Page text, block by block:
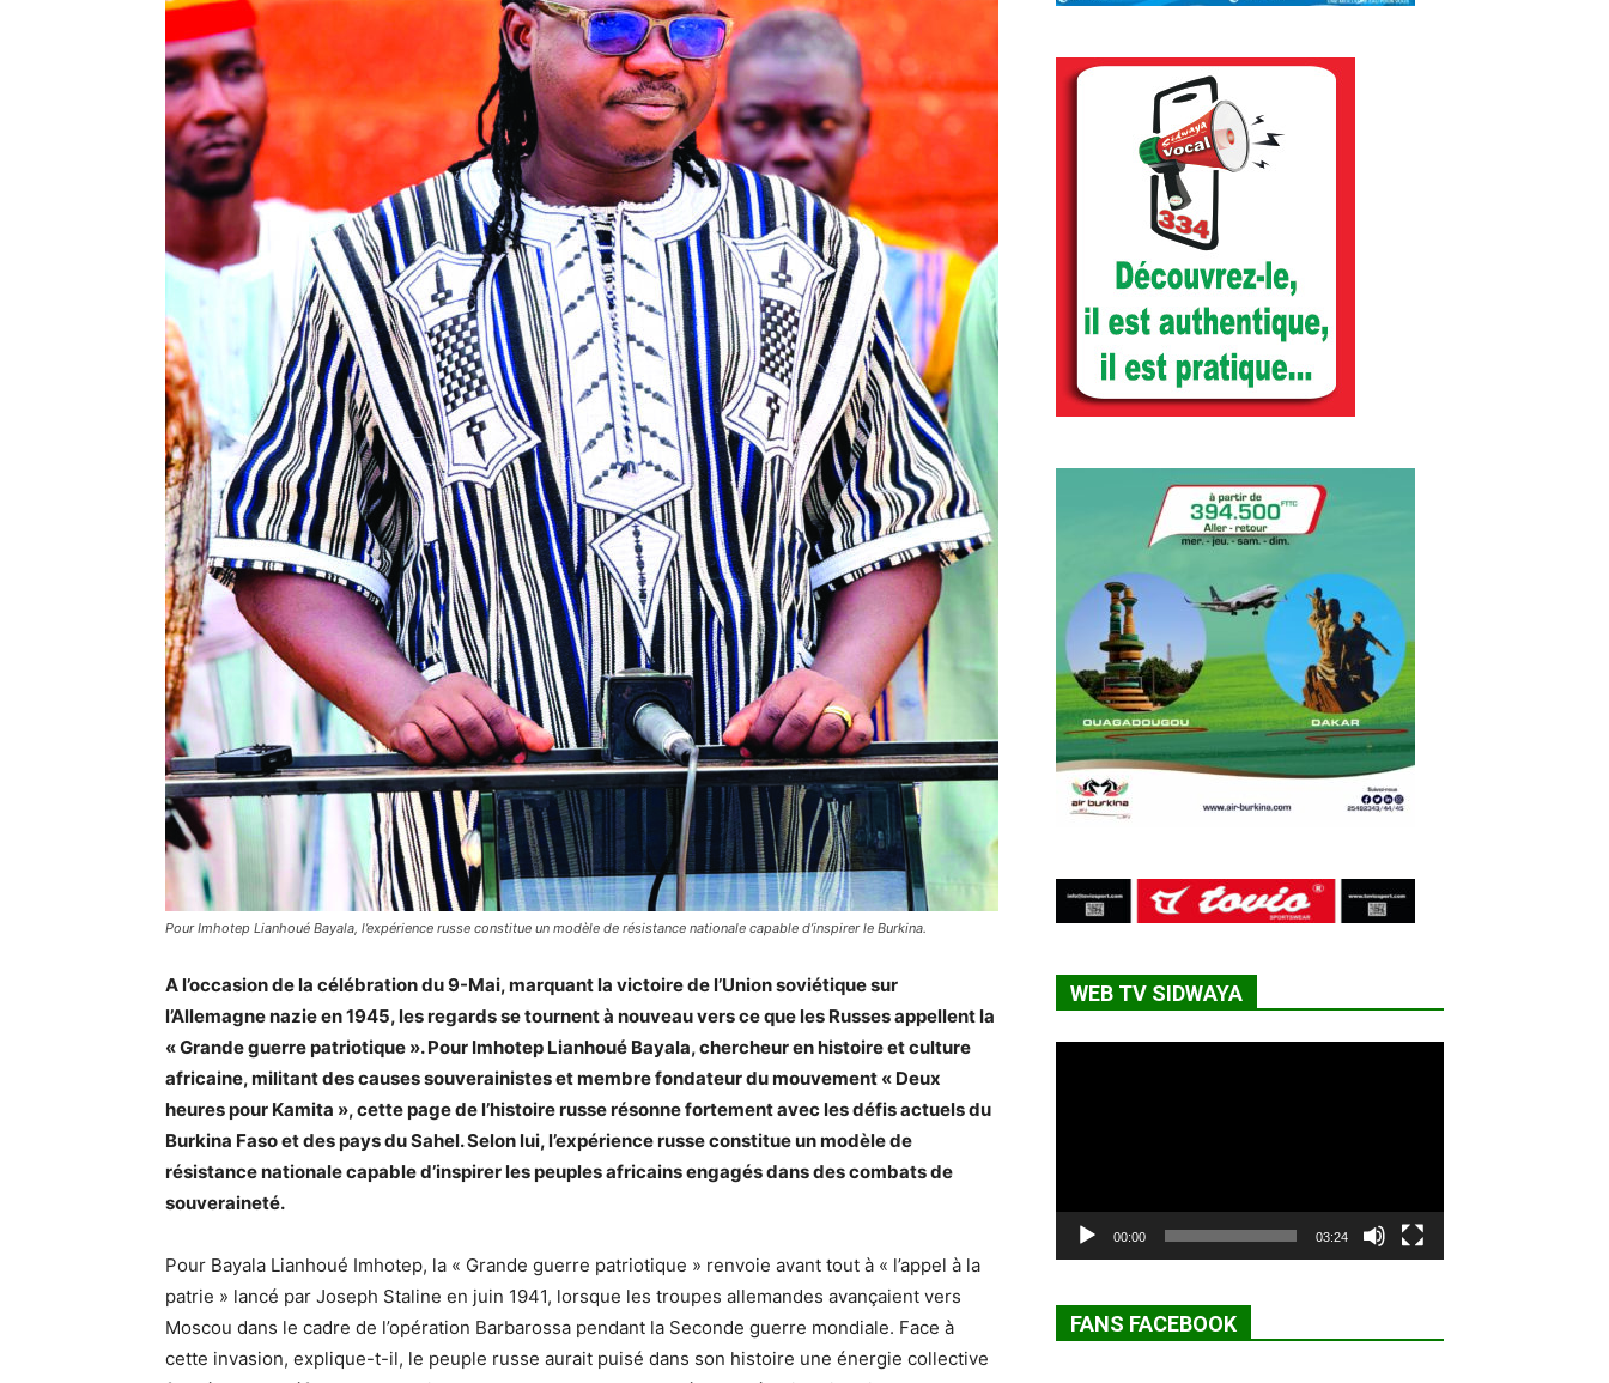
Pour Imhotep Lianhoué Bayala, l’expérience russe constitue un modèle de résistance nationale capable d’inspirer le Burkina.
A l’occasion de la célébration du 9-Mai, marquant la victoire de l’Union soviétique sur
l’Allemagne nazie en 1945, les regards se tournent à nouveau vers ce que les Russes appellent la
« Grande guerre patriotique ». Pour Imhotep Lianhoué Bayala, chercheur en histoire et culture
africaine, militant des causes souverainistes et membre fondateur du mouvement « Deux
heures pour Kamita », cette page de l’histoire russe résonne fortement avec les défis actuels du
Burkina Faso et des pays du Sahel. Selon lui, l’expérience russe constitue un modèle de
résistance nationale capable d’inspirer les peuples africains engagés dans des combats de
souveraineté.
Pour Bayala Lianhoué Imhotep, la « Grande guerre patriotique » renvoie avant tout à « l’appel à la
patrie » lancé par Joseph Staline en juin 1941, lorsque les troupes allemandes avançaient vers
Moscou dans le cadre de l’opération Barbarossa pendant la Seconde guerre mondiale. Face à
cette invasion, explique-t-il, le peuple russe aurait puisé dans son histoire une énergie collective
WEB TV SIDWAYA
00:00 03:24
FANS FACEBOOK